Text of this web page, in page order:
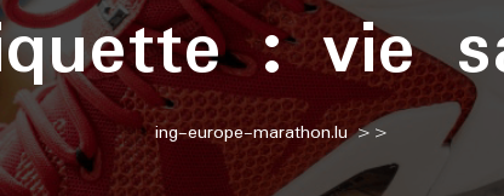
:vie
ing-europe-marathon.lu>>